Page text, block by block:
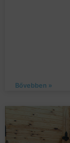
Bővebben »